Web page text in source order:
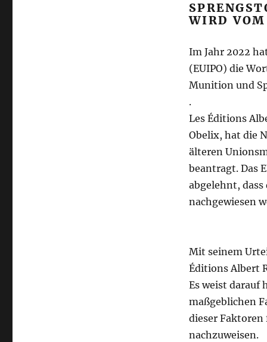
WIRD
Im Jahr 2022
(EUIPO) die
Munition und
.
Les Éditions
Obelix, hat die
älteren
beantragt. Das
abgelehnt,
nachgewiesen
Mit seinem
Éditions Albert
Es weist darauf
maßgeblichen
dieser
nachzuweisen.